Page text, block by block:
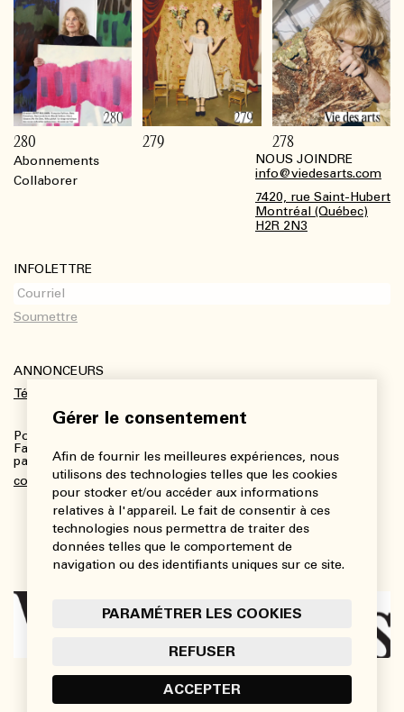
Gérer le consentement
Afin de fournir les meilleures expériences, nous
utilisons des technologies telles que les cookies
pour stocker et/ou accéder aux informations
relatives à l'appareil. Le fait de consentir à ces
technologies nous permettra de traiter des
données telles que le comportement de
navigation ou des identifiants uniques sur ce site.
PARAMÉTRER LES COOKIES
REFUSER
ACCEPTER
Abonnements
Collaborer
NOUS JOINDRE
info@viedesarts.com
7420, rue Saint-Hubert
Montréal (Québec)
H2R 2N3
INFOLETTRE
ANNONCEURS
Télécharger le kit média
Pour plus de renseignements :
Fanny Charbonneau, Responsable des communications,
partenariats et publicités
communications@viedesarts.com
280 279 278